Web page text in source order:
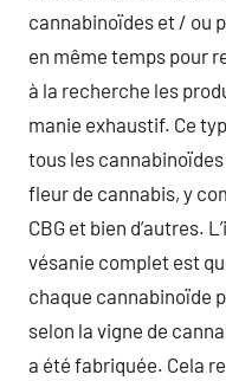
cannabinoïdes et / ou
en même temps pour
à la recherche les
manie exhaustif. Ce
tous les
fleur de cannabis, y
CBG et bien d’autres.
vésanie complet est
chaque cannabinoïde
selon la vigne de
a été fabriquée. Cela